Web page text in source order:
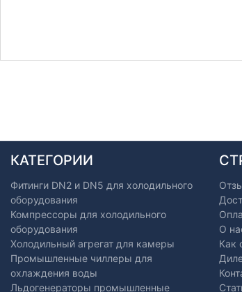
КАТЕГОРИИ
Фитинги DN2 и DN5 для холодильного
оборудования
Компрессоры для холодильного
оборудования
Холодильный агрегат для камеры
Промышленные чиллеры для
охлаждения воды
Льдогенераторы промышленные
О
Как